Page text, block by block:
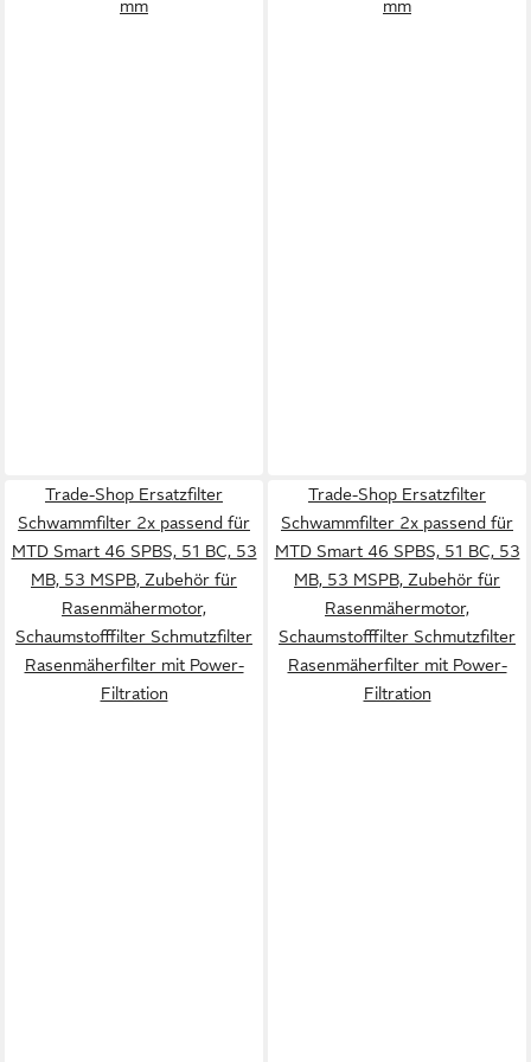
mm mm
Trade-Shop Ersatzfilter
Schwammfilter 2x passend für
MTD Smart 46 SPBS, 51 BC, 53
MB, 53 MSPB, Zubehör für
Rasenmähermotor,
Schaumstofffilter Schmutzfilter
Rasenmäherfilter mit Power-
Filtration
Trade-Shop Ersatzfilter
Schwammfilter 2x passend für
MTD Smart 46 SPBS, 51 BC, 53
MB, 53 MSPB, Zubehör für
Rasenmähermotor,
Schaumstofffilter Schmutzfilter
Rasenmäherfilter mit Power-
Filtration